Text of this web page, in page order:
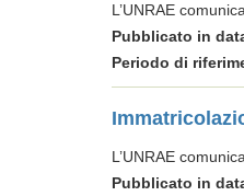
L’UNRAE
Pubblicato in
Periodo di
L’UNRAE
Pubblicato in